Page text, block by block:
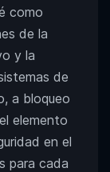
como
de la
y la
de
a bloqueo
elemento
en el
para cada